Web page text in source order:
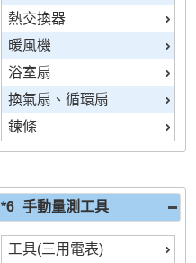
磁簧開關
控制器
傳訊器、轉換器
光電連接線
光纖、光軸
微動開關
訊號轉換器
人機介面
熱交換器
暖風機
浴室扇
換氣扇、循環扇
鍊條
*6_手動量測工具
工具(三用電表)